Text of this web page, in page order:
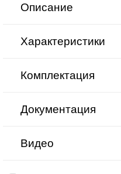
Описание
Характеристики
Комплектация
Документация
Видео